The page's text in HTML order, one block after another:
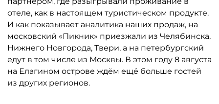
отеле, как в настоящем туристическом продукте.
И как показывает аналитика наших продаж, на
московский «Пикник» приезжали из Челябинска,
Нижнего Новгорода, Твери, а на петербургский
едут в том числе из Москвы. В этом году 8 августа
на Елагином острове ждём ещё больше гостей
из других регионов.